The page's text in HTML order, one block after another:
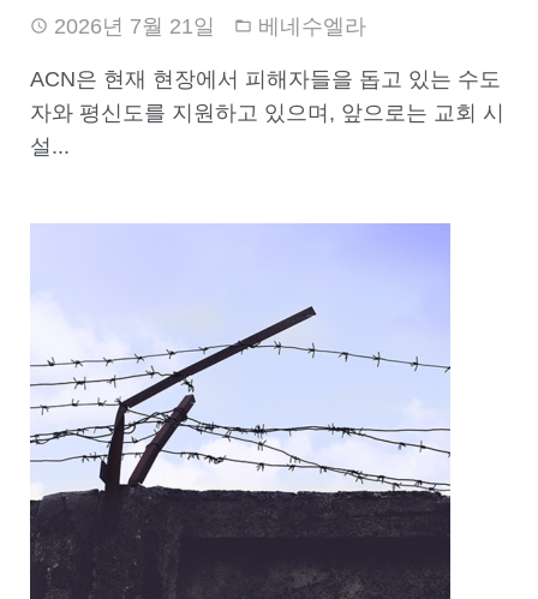
2026년 7월 21일 베네수엘라
ACN은 현재 현장에서 피해자들을 돕고 있는 수도
자와 평신도를 지원하고 있으며, 앞으로는 교회 시
설...